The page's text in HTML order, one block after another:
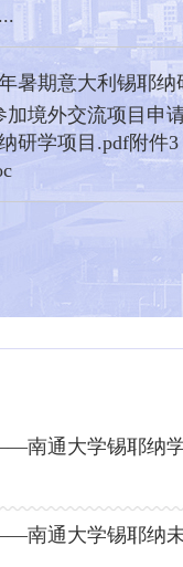
暑期意大利锡耶
加境外交流项目申
研学项目.pdf附件
南通大学锡耶纳
南通大学锡耶纳